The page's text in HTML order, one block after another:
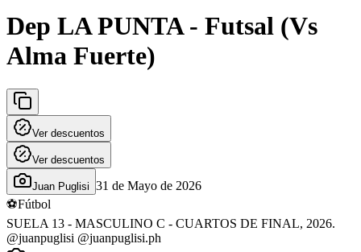
Dep LA PUNTA - Futsal (Vs
Alma Fuerte)
Ver descuentos
Ver descuentos
Juan Puglisi 31 de Mayo de 2026
⚽Fútbol
SUELA 13 - MASCULINO C - CUARTOS DE FINAL, 2026.
@juanpuglisi @juanpuglisi.ph